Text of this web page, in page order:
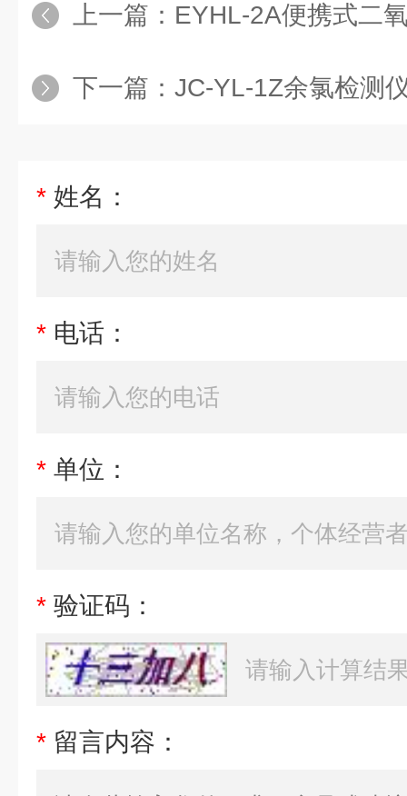
上一篇： EYHL-2A便携式二氧
下一篇： JC-YL-1Z余氯检测
* 姓名：
* 电话：
* 单位：
* 验证码：
* 留言内容：